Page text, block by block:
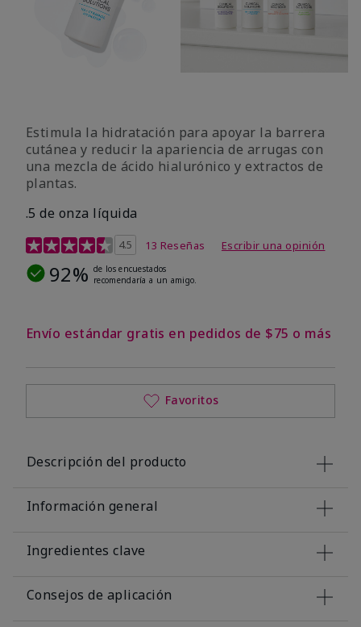
Estimula la hidratación para apoyar la barrera
cutánea y reducir la apariencia de arrugas con
una mezcla de ácido hialurónico y extractos de
plantas.
.5 de onza líquida
Calificación de clientes de 3,2 de 5
4.5 13 Reseñas Escribir una opinión
92% de los encuestados
recomendaría a un amigo.
Envío estándar gratis en pedidos de $75 o más
Favoritos
Descripción del producto
Información general
Ingredientes clave
Consejos de aplicación